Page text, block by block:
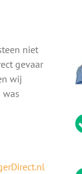
niet
gevaar
wij
was